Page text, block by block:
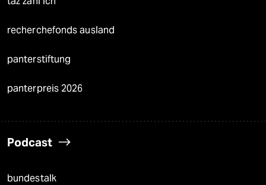
recherchefonds ausland
panterstiftung
panterpreis 2026
Podcast
bundestalk